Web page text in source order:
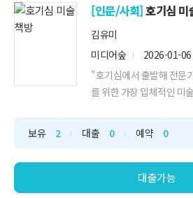
[인문/사회]호기심 미
김유미
미디어숲
2026-01-06
"호기심에서 출발해 전문
를 위한 가장 입체적인 미
수많은"
보유 2 대출 0 예약 0
대출가능